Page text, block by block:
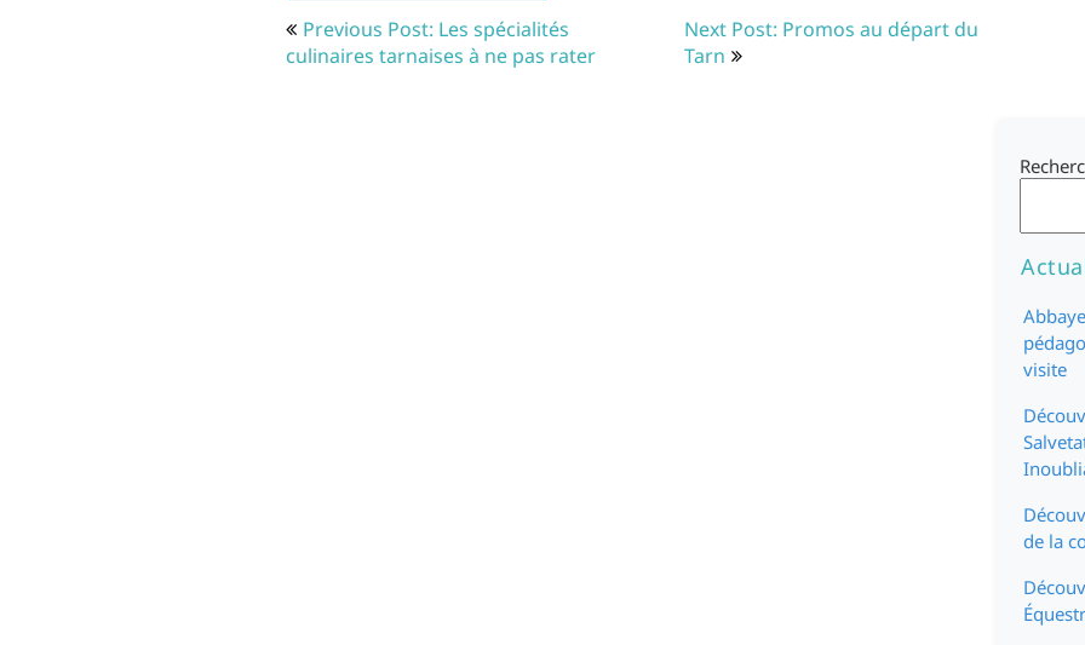
Navigation
de
Previous Post: Les spécialités
culinaires tarnaises à ne pas rater
Next Post: Promos au départ du
Tarn
visite
de la